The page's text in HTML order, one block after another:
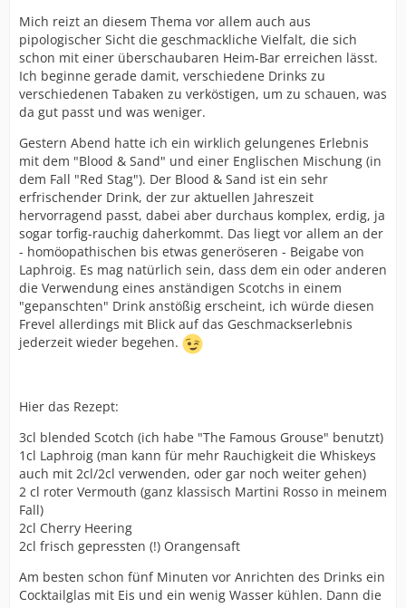
Mich reizt an diesem Thema vor allem auch aus
pipologischer Sicht die geschmackliche Vielfalt, die sich
schon mit einer überschaubaren Heim-Bar erreichen lässt.
Ich beginne gerade damit, verschiedene Drinks zu
verschiedenen Tabaken zu verköstigen, um zu schauen, was
da gut passt und was weniger.
Gestern Abend hatte ich ein wirklich gelungenes Erlebnis
mit dem "Blood & Sand" und einer Englischen Mischung (in
dem Fall "Red Stag"). Der Blood & Sand ist ein sehr
erfrischender Drink, der zur aktuellen Jahreszeit
hervorragend passt, dabei aber durchaus komplex, erdig, ja
sogar torfig-rauchig daherkommt. Das liegt vor allem an der
- homöopathischen bis etwas generöseren - Beigabe von
Laphroig. Es mag natürlich sein, dass dem ein oder anderen
die Verwendung eines anständigen Scotchs in einem
"gepanschten" Drink anstößig erscheint, ich würde diesen
Frevel allerdings mit Blick auf das Geschmackserlebnis
jederzeit wieder begehen.
Hier das Rezept:
3cl blended Scotch (ich habe "The Famous Grouse" benutzt)
1cl Laphroig (man kann für mehr Rauchigkeit die Whiskeys
auch mit 2cl/2cl verwenden, oder gar noch weiter gehen)
2 cl roter Vermouth (ganz klassisch Martini Rosso in meinem
Fall)
2cl Cherry Heering
2cl frisch gepressten (!) Orangensaft
Am besten schon fünf Minuten vor Anrichten des Drinks ein
Cocktailglas mit Eis und ein wenig Wasser kühlen. Dann die